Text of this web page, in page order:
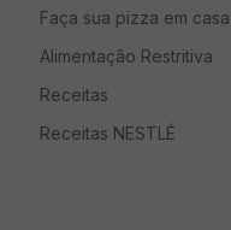
Faça sua pizza em casa
Alimentação Restritiva
Receitas
Receitas NESTLÉ